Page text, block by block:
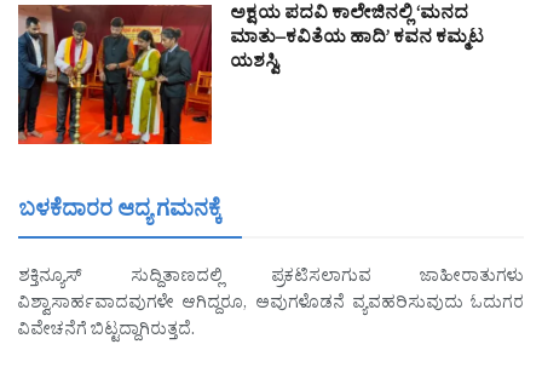
ಅಕ್ಷಯ ಪದವಿ ಕಾಲೇಜಿನಲ್ಲಿ ‘ಮನದ
ಮಾತು–ಕವಿತೆಯ ಹಾದಿ’ ಕವನ ಕಮ್ಮಟ
ಯಶಸ್ವಿ
ಬಳಕೆದಾರರ ಆದ್ಯ ಗಮನಕ್ಕೆ
ಶಕ್ತಿನ್ಯೂಸ್ ಸುದ್ದಿತಾಣದಲ್ಲಿ ಪ್ರಕಟಿಸಲಾಗುವ ಜಾಹೀರಾತುಗಳು
ವಿಶ್ವಾಸಾರ್ಹವಾದವುಗಳೇ ಆಗಿದ್ದರೂ, ಅವುಗಳೊಡನೆ ವ್ಯವಹರಿಸುವುದು ಓದುಗರ
ವಿವೇಚನೆಗೆ ಬಿಟ್ಟದ್ದಾಗಿರುತ್ತದೆ.